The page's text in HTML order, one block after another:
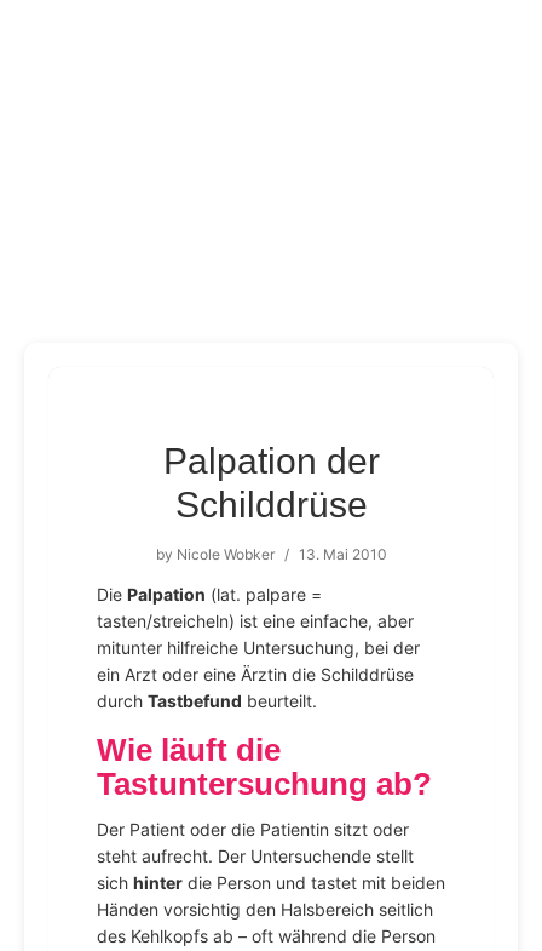
Palpation der
Schilddrüse
by Nicole Wobker / 13. Mai 2010
Die Palpation (lat. palpare =
tasten/streicheln) ist eine einfache, aber
mitunter hilfreiche Untersuchung, bei der
ein Arzt oder eine Ärztin die Schilddrüse
durch Tastbefund beurteilt.
Wie läuft die
Tastuntersuchung ab?
Der Patient oder die Patientin sitzt oder
steht aufrecht. Der Untersuchende stellt
sich hinter die Person und tastet mit beiden
Händen vorsichtig den Halsbereich seitlich
des Kehlkopfs ab – oft während die Person